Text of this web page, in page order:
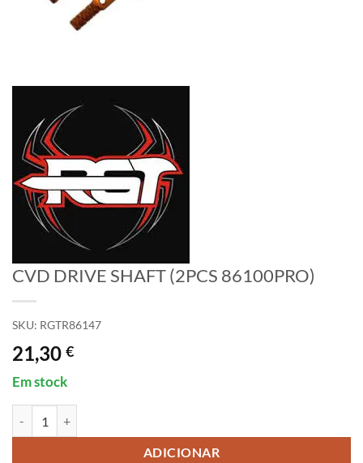
CVD DRIVE SHAFT (2PCS 86100PRO)
SKU: RGTR86147
21,30 €
Em stock
ADICIONAR